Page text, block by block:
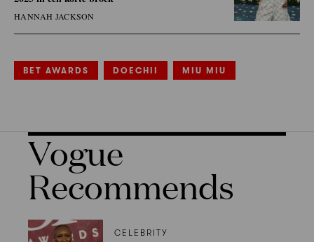
HANNAH JACKSON
BET AWARDS DOECHII MIU MIU
Vogue
Recommends
CELEBRITY